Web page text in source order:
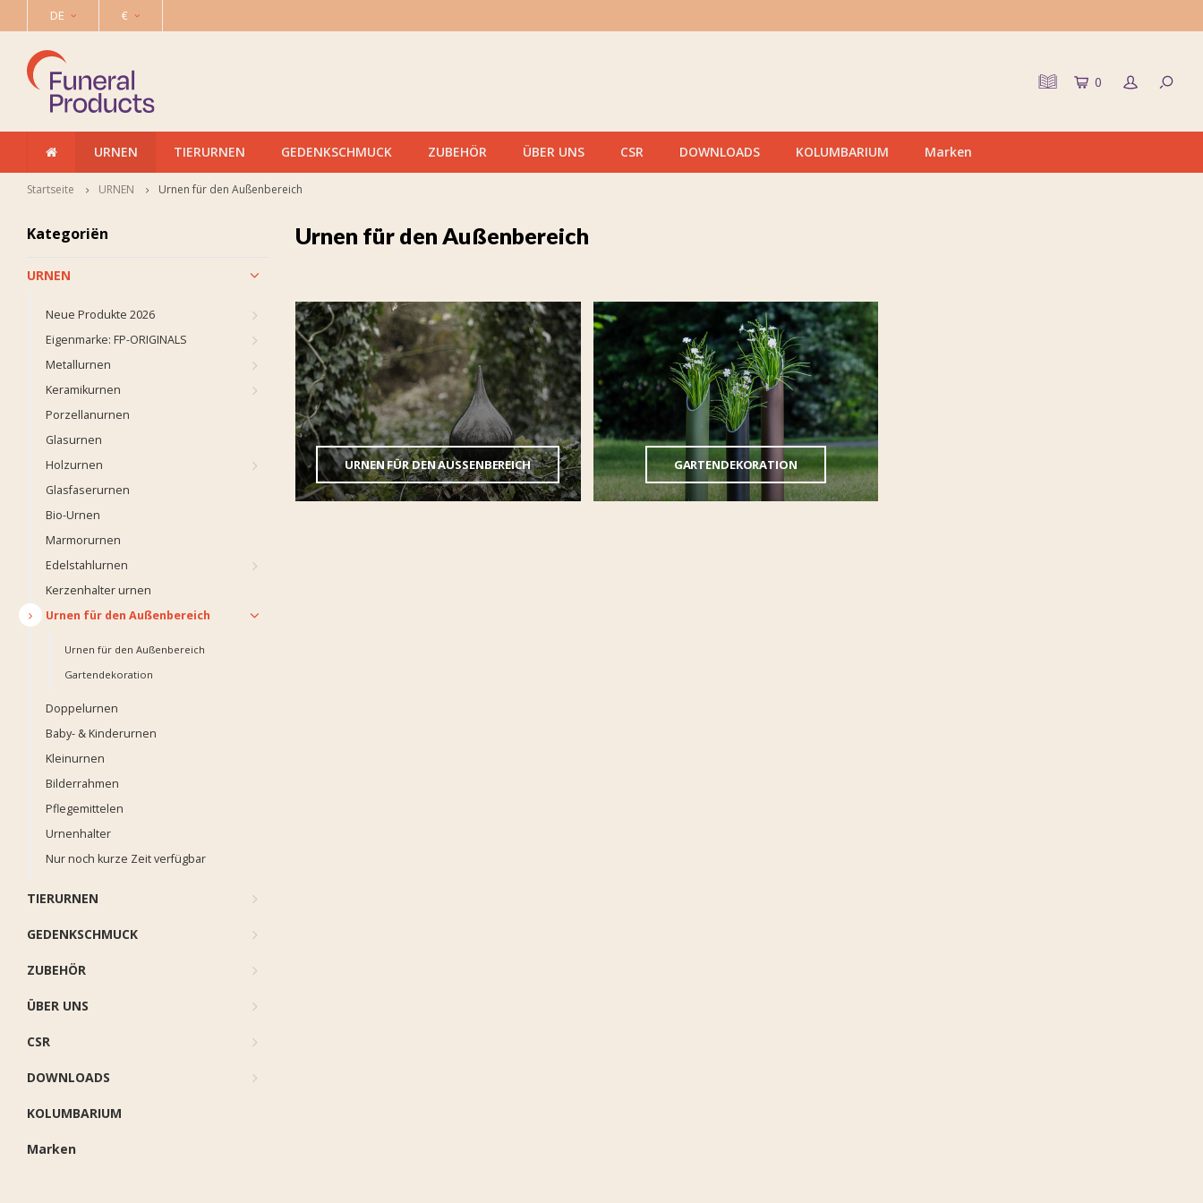
DE €
0
URNEN TIERURNEN GEDENKSCHMUCK ZUBEHÖR ÜBER UNS CSR DOWNLOADS KOLUMBARIUM Marken
Startseite URNEN Urnen für den Außenbereich
Kategoriën
URNEN
Neue Produkte 2026
Eigenmarke: FP-ORIGINALS
Metallurnen
Keramikurnen
Porzellanurnen
Glasurnen
Holzurnen
Glasfaserurnen
Bio-Urnen
Marmorurnen
Edelstahlurnen
Kerzenhalter urnen
Urnen für den Außenbereich
Urnen für den Außenbereich
Gartendekoration
Doppelurnen
Baby- & Kinderurnen
Kleinurnen
Bilderrahmen
Pflegemittelen
Urnenhalter
Nur noch kurze Zeit verfügbar
TIERURNEN
GEDENKSCHMUCK
ZUBEHÖR
ÜBER UNS
CSR
DOWNLOADS
KOLUMBARIUM
Marken
Urnen für den Außenbereich
URNEN FÜR DEN AUSSENBEREICH GARTENDEKORATION